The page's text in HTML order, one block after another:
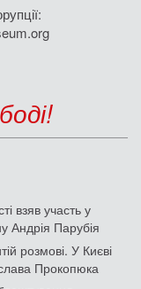
взяв участь у
Андрія Парубія
розмові. У Києві
Прокопюка